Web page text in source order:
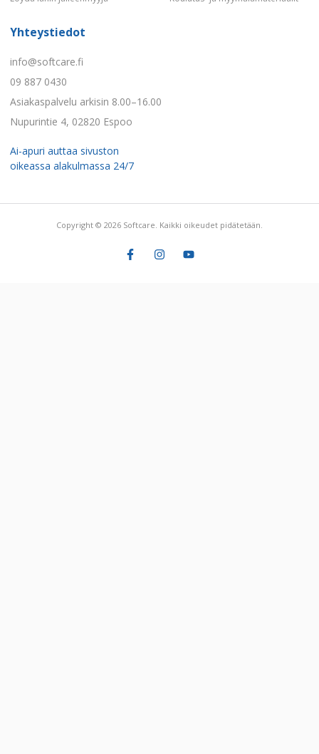
Yhteystiedot
info@softcare.fi
09 887 0430
Asiakaspalvelu arkisin 8.00–16.00
Nupurintie 4, 02820 Espoo
Ai-apuri auttaa sivuston
oikeassa alakulmassa 24/7
Copyright © 2026 Softcare. Kaikki oikeudet pidätetään.